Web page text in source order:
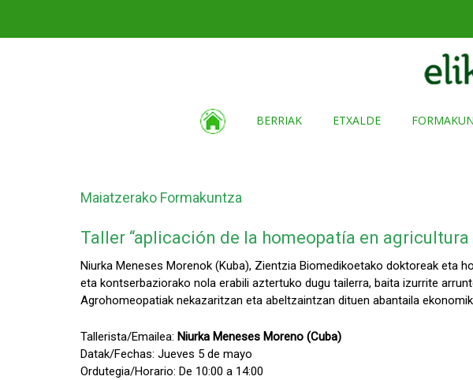
BERRIAK ETXALDE
Maiatzerako Formakuntza
Taller “aplicación de la homeopatía en agricultura
Niurka Meneses Morenok (Kuba), Zientzia Biomedikoetako doktoreak eta
eta kontserbaziorako nola erabili aztertuko dugu tailerra, baita izurrite
Agrohomeopatiak nekazaritzan eta abeltzaintzan dituen abantaila
Tallerista/Emailea: Niurka Meneses Moreno (Cuba)
Datak/Fechas: Jueves 5 de mayo
Ordutegia/Horario: De 10:00 a 14:00